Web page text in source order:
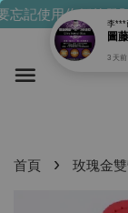
記使用你們的發財
首頁 › 玫瑰金
圖
3 天前